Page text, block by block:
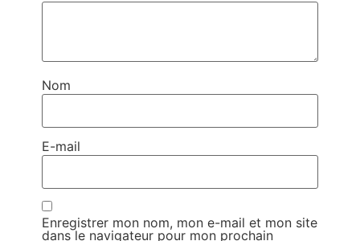
Nom
E-mail
Enregistrer mon nom, mon e-mail et mon site
dans le navigateur pour mon prochain